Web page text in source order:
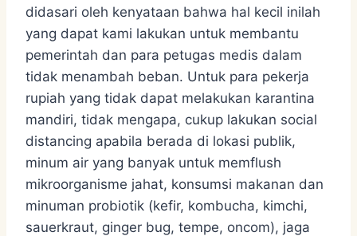
didasari oleh kenyataan bahwa hal kecil inilah
yang dapat kami lakukan untuk membantu
pemerintah dan para petugas medis dalam
tidak menambah beban. Untuk para pekerja
rupiah yang tidak dapat melakukan karantina
mandiri, tidak mengapa, cukup lakukan social
distancing apabila berada di lokasi publik,
minum air yang banyak untuk memflush
mikroorganisme jahat, konsumsi makanan dan
minuman probiotik (kefir, kombucha, kimchi,
sauerkraut, ginger bug, tempe, oncom), jaga